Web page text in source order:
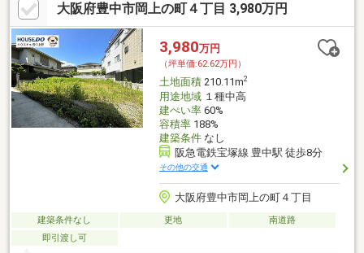
大阪府豊中市岡上の町４丁目 3,980万円
3,980万円
（坪単価:62.62万円）
土地面積210.11m2
用途地域１種中高
建ぺい率60%
容積率188%
建築条件なし
阪急電鉄宝塚線 豊中駅 徒歩8分
その他の交通
大阪府豊中市岡上の町４丁目
建築条件なし 更地
南道路
即引渡し可